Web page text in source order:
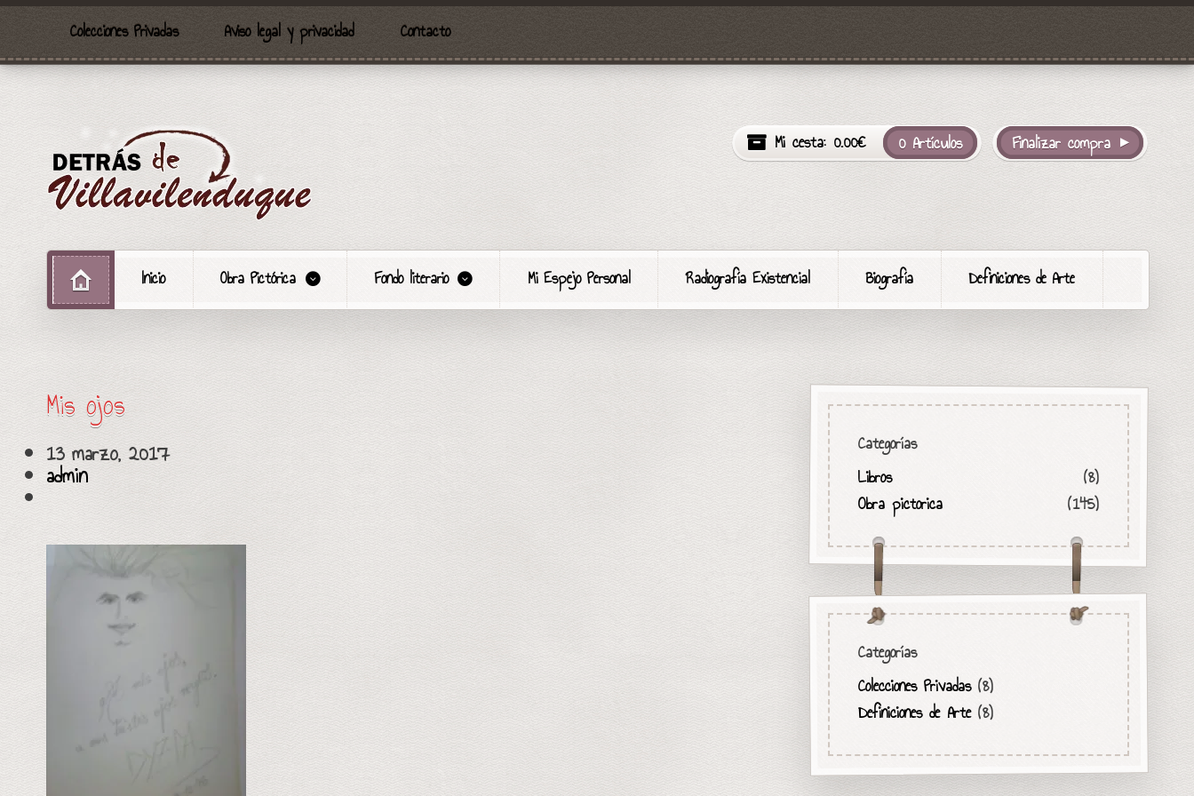
Colecciones Privadas Aviso legal y privacidad Contacto
Finalizar compra
Mi cesta: 0.00€ 0 Artículos
Inicio Obra Pictórica Fondo literario Mi Espejo Personal Radiografía Existencial Biografía Definiciones de Arte
Mis ojos
13 marzo, 2017
admin
Categorías
Libros
(8)
Obra pictorica
(145)
Categorías
Colecciones Privadas(8)
Definiciones de Arte(8)